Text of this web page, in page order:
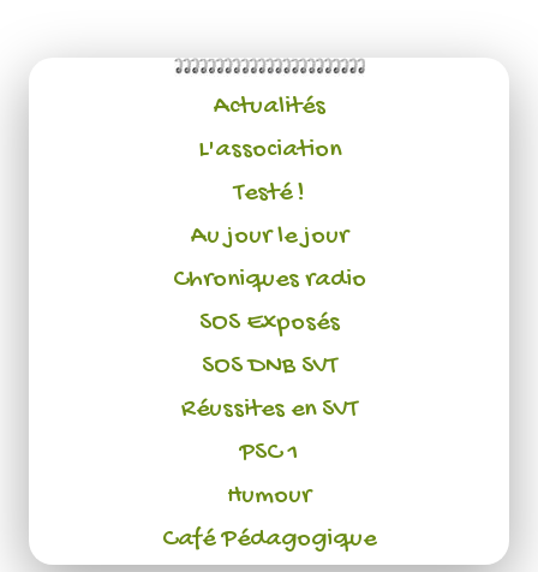
Actualités
L'association
Testé !
Au jour le jour
Chroniques radio
SOS Exposés
SOS DNB SVT
Réussites en SVT
PSC 1
Humour
Café Pédagogique